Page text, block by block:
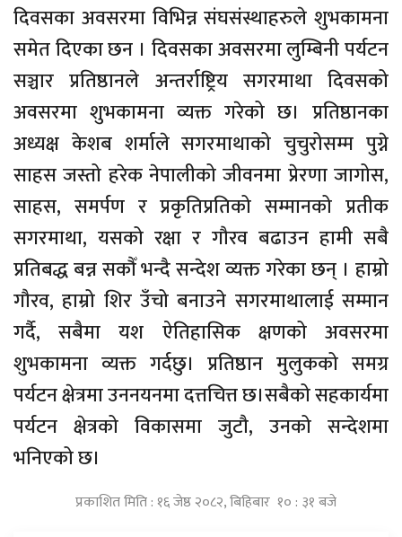
दिवसका अवसरमा विभिन्न संघसंस्थाहरुले शुभकामना
समेत दिएका छन । दिवसका अवसरमा लुम्बिनी पर्यटन
सञ्चार प्रतिष्ठानले अन्तर्राष्ट्रिय सगरमाथा दिवसको
अवसरमा शुभकामना व्यक्त गरेको छ। प्रतिष्ठानका
अध्यक्ष केशब शर्माले सगरमाथाको चुचुरोसम्म पुग्ने
साहस जस्तो हरेक नेपालीको जीवनमा प्रेरणा जागोस,
साहस, समर्पण र प्रकृतिप्रतिको सम्मानको प्रतीक
सगरमाथा, यसको रक्षा र गौरव बढाउन हामी सबै
प्रतिबद्ध बन्न सकौँ भन्दै सन्देश व्यक्त गरेका छन् । हाम्रो
गौरव, हाम्रो शिर उँचो बनाउने सगरमाथालाई सम्मान
गर्दै, सबैमा यश ऐतिहासिक क्षणको अवसरमा
शुभकामना व्यक्त गर्दछु। प्रतिष्ठान मुलुकको समग्र
पर्यटन क्षेत्रमा उननयनमा दत्तचित्त छ।सबैको सहकार्यमा
पर्यटन क्षेत्रको विकासमा जुटौ, उनको सन्देशमा
भनिएको छ।
प्रकाशित मिति : १६ जेष्ठ २०८२, बिहिबार १० : ३१ बजे